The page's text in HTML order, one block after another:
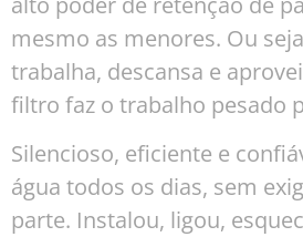
mesmo as menores. Ou
trabalha, descansa e
filtro faz o trabalho pesado
Silencioso, eficiente e
água todos os dias, sem
parte. Instalou, ligou,